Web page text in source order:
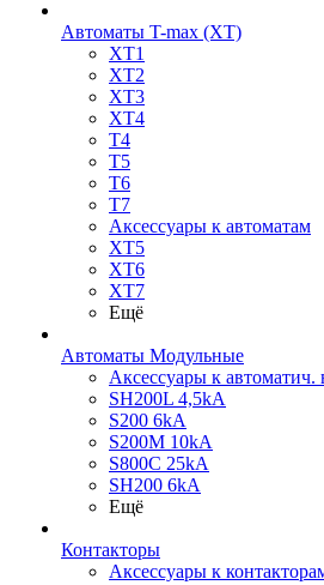
Автоматы T-max (XT)
XT1
XT2
XT3
XT4
T4
T5
T6
T7
Аксессуары к автоматам
XT5
XT6
XT7
Ещё
Автоматы Модульные
Аксессуары к
SH200L 4,5kA
S200 6kA
S200M 10kA
S800C 25kA
SH200 6kA
Ещё
Контакторы
Аксессуары к